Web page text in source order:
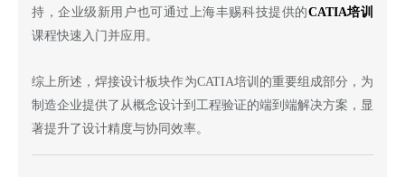
持，企业级新用户也可通过上海丰赐科技提供的CATIA培训
课程快速入门并应用。
综上所述，焊接设计板块作为CATIA培训的重要组成部分，为
制造企业提供了从概念设计到工程验证的端到端解决方案，显
著提升了设计精度与协同效率。